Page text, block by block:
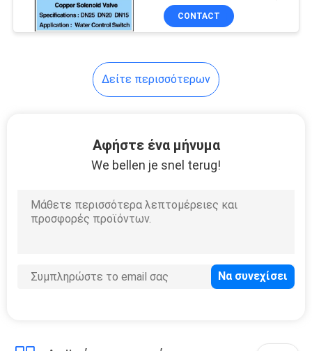
Φω'τα των
υποβρύχιων
οδηγήσεων
εξαρτήματα
CONTACT
Δείτε περισσότερων
Αφήστε ένα μήνυμα
We bellen je snel terug!